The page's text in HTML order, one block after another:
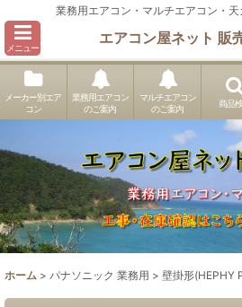
業務用エアコン・マルチエアコン・天
メニュー
エアコン屋ネット 販
メーカー別エア
コン
業務用エアコン
のご案内
マルチエアコン
のご案内
商品
ホーム > パナソニック 業務用 > 壁掛形(HEPHY